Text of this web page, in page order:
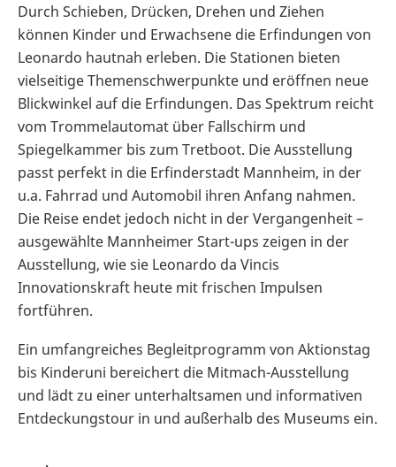
Durch Schieben, Drücken, Drehen und Ziehen
können Kinder und Erwachsene die Erfindungen von
Leonardo hautnah erleben. Die Stationen bieten
vielseitige Themenschwerpunkte und eröffnen neue
Blickwinkel auf die Erfindungen. Das Spektrum reicht
vom Trommelautomat über Fallschirm und
Spiegelkammer bis zum Tretboot. Die Ausstellung
passt perfekt in die Erfinderstadt Mannheim, in der
u.a. Fahrrad und Automobil ihren Anfang nahmen.
Die Reise endet jedoch nicht in der Vergangenheit –
ausgewählte Mannheimer Start-ups zeigen in der
Ausstellung, wie sie Leonardo da Vincis
Innovationskraft heute mit frischen Impulsen
fortführen.
Ein umfangreiches Begleitprogramm von Aktionstag
bis Kinderuni bereichert die Mitmach-Ausstellung
und lädt zu einer unterhaltsamen und informativen
Entdeckungstour in und außerhalb des Museums ein.